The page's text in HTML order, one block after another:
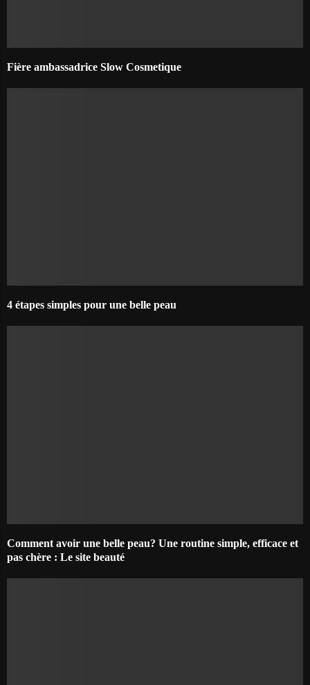
Fière ambassadrice Slow Cosmetique
4 étapes simples pour une belle peau
Comment avoir une belle peau? Une routine simple, efficace et
pas chère : Le site beauté